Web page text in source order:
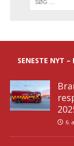
SENESTE NYT
6.